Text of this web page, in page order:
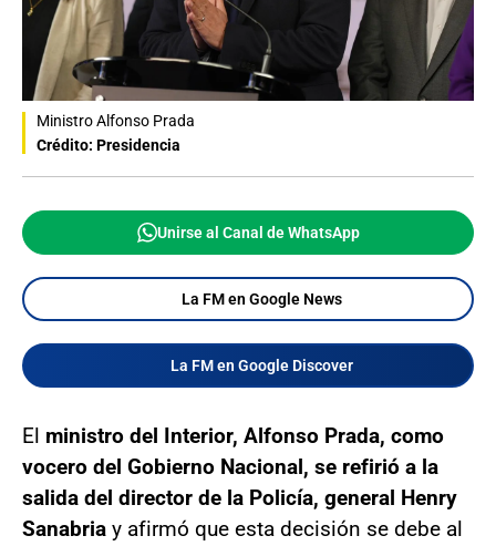
Ministro Alfonso Prada
Crédito: Presidencia
Unirse al Canal de WhatsApp
La FM en Google News
La FM en Google Discover
El ministro del Interior, Alfonso Prada, como
vocero del Gobierno Nacional, se refirió a la
salida del director de la Policía, general Henry
Sanabria y afirmó que esta decisión se debe al